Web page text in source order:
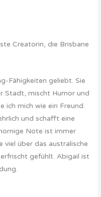
Creatorin, die Brisbane
Fähigkeiten geliebt. Sie
Stadt, mischt Humor und
ich mich wie ein Freund.
und schafft eine
Note ist immer
viel über das australische
gefühlt. Abigail ist